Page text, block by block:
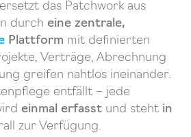
ersetzt das Patchwork aus
durch eine zentrale,
Plattform mit definierten
Verträge, Abrechnung
greifen nahtlos ineinander.
entfällt – jede
einmal erfasst und steht in
zur Verfügung.